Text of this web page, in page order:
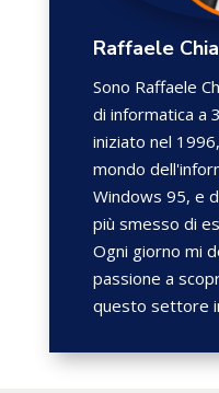
Raffaele
Sono Raffaele
di informatica a
iniziato nel
mondo
Windows 95, e
più smesso di
Ogni giorno mi
passione a
questo settore